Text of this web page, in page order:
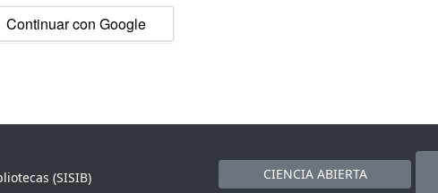
Continuar con Google
(SISIB)
CIENCIA ABIERTA